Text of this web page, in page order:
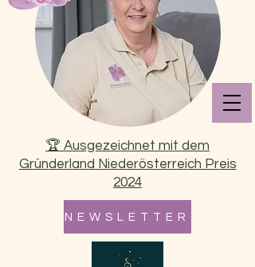
🏆 Ausgezeichnet mit dem
Gründerland Niederösterreich Preis
2024
N E W S L E T T E R